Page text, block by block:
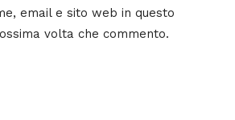
email e sito web in questo
volta che commento.